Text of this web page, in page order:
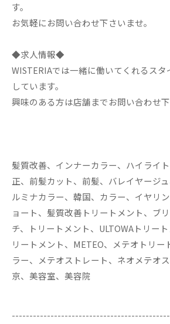
す。
お気軽にお問い合わせ下さいませ。
◆求人情報◆
WISTERIAでは一緒に働いてくれるス
しています。
興味のある方は店舗までお問い合わせ下
髪質改善、インナーカラー、ハイライ
正、前髪カット、前髪、バレイヤージ
ルミナカラー、韓国、カラー、イヤリ
ョート、髪質改善トリートメント、ブ
チ、トリートメント、ULTOWAトリー
リートメント、METEO、メテオトリー
ラー、メテオストレート、ネオメテオ
京、美容室、美容院